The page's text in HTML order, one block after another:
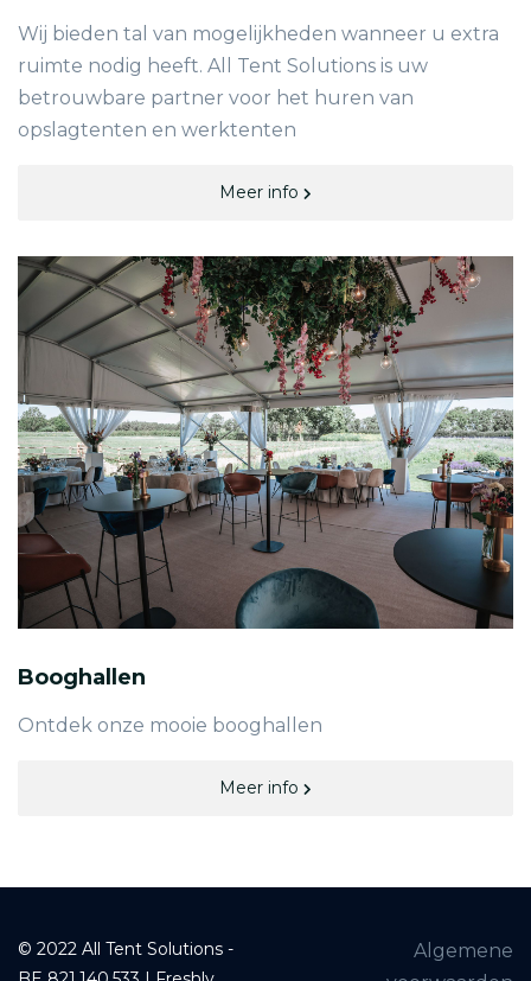
Wij bieden tal van mogelijkheden wanneer u extra
ruimte nodig heeft. All Tent Solutions is uw
betrouwbare partner voor het huren van
opslagtenten en werktenten
Meer info
Booghallen
Ontdek onze mooie booghallen
Meer info
© 2022 All Tent Solutions -
Algemene